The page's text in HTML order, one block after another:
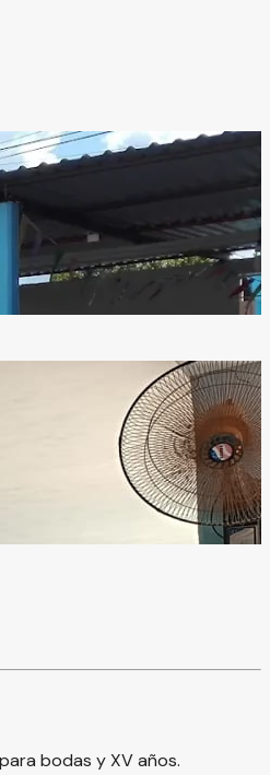
bodas y XV años.